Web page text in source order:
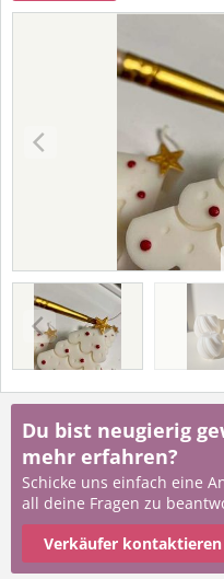
Du bist neugierig
mehr erfahren?
Schicke uns einfach eine
all deine Fragen zu
Verkäufer kontaktieren